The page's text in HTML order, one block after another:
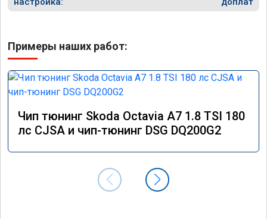
Примеры наших работ:
Чип тюнинг Skoda Octavia A7 1.8 TSI 180
лс CJSA и чип-тюнинг DSG DQ200G2